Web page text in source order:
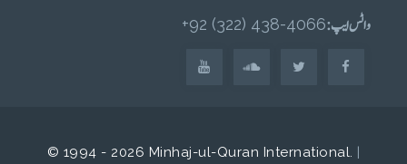
واٹس ایپ :4066-438 (322) 92+
© 1994 - 2026 Minhaj-ul-Quran International. |